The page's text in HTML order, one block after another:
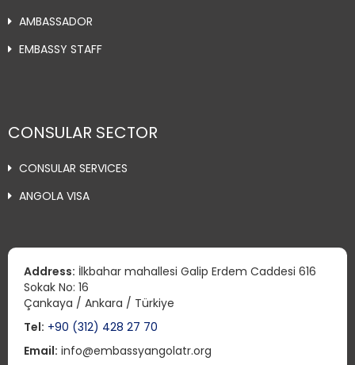
AMBASSADOR
EMBASSY STAFF
CONSULAR SECTOR
CONSULAR SERVICES
ANGOLA VISA
Address: İlkbahar mahallesi Galip Erdem Caddesi 616
Sokak No: 16
Çankaya / Ankara / Türkiye
Tel: +90 (312) 428 27 70
Email: info@embassyangolatr.org